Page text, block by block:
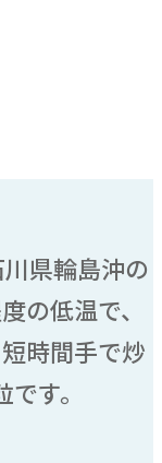
川県輪島沖の
の低温で、
時間手で炒
す。